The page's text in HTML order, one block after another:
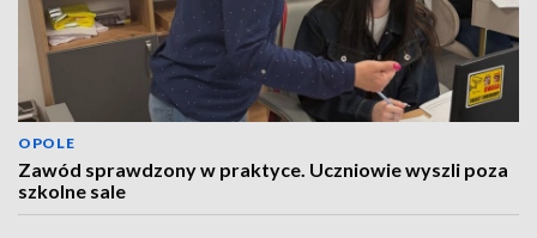
OPOLE
Zawód sprawdzony w praktyce. Uczniowie wyszli poza
szkolne sale